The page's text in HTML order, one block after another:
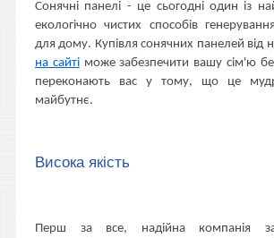
Сонячні панелі - це сьогодні один із
екологічно чистих способів
для дому. Купівля сонячних панелей від
на сайтіможе забезпечити вашу сім'ю
переконають вас у тому, що це
майбутнє.
Висока якість
Перш за все, надійна компанія